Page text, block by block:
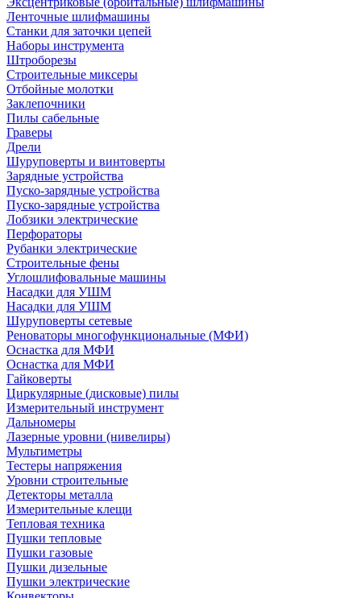
Ленточные шлифмашины
Станки для заточки цепей
Наборы инструмента
Штроборезы
Строительные миксеры
Отбойные молотки
Заклепочники
Пилы сабельные
Граверы
Дрели
Шуруповерты и винтоверты
Зарядные устройства
Пуско-зарядные устройства
Пуско-зарядные устройства
Лобзики электрические
Перфораторы
Рубанки электрические
Строительные фены
Углошлифовальные машины
Насадки для УШМ
Насадки для УШМ
Шуруповерты сетевые
Реноваторы многофункциональные (МФИ)
Оснастка для МФИ
Оснастка для МФИ
Гайковерты
Циркулярные (дисковые) пилы
Измерительный инструмент
Дальномеры
Лазерные уровни (нивелиры)
Мультиметры
Тестеры напряжения
Уровни строительные
Детекторы металла
Измерительные клещи
Тепловая техника
Пушки тепловые
Пушки газовые
Пушки дизельные
Пушки электрические